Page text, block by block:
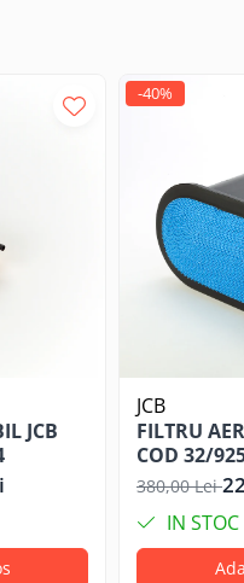
JCB
-40%
JCB
FILTRU
COD 32/
380,00 Lei
IN STOC